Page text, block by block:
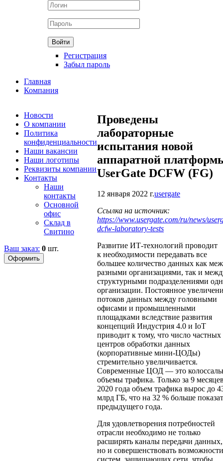
Регистрация
Забыл пароль
Главная
Компания
Новости
О компании
Политика
конфиденциальности
Наши вакансии
Наши логотипы
Реквизиты компании
Контакты
Наши
контакты
Основной
офис
Склад в
Свитино
Ваш заказ: 0 шт.
Проведены
лабораторные
испытания новой
аппаратной
UserGate DCFW (FG)
12 января 2022 г.usergate
Ссылка на источник:
https://www.usergate.com/ru/news/
dcfw-laboratory-tests
Развитие ИТ-технологий проводит
к необходимости передавать все
большее количество данных как
разными организациями, так и
структурными подразделениями
организации. Постоянное
потоков данных между головными
офисами и промышленными
площадками вследствие развития
концепций Индустрия 4.0 и IoT
приводит к тому, что число частных
центров обработки данных
(корпоративные мини-ЦОДы)
стремительно увеличивается.
Современные ЦОД — это
объемы трафика. Только за 9
2020 года объем трафика вырос до
млрд ГБ, что на 32 % больше
предыдущего года.
Для удовлетворения потребностей
отрасли необходимо не только
расширять каналы передачи данных,
но и совершенствовать возможности